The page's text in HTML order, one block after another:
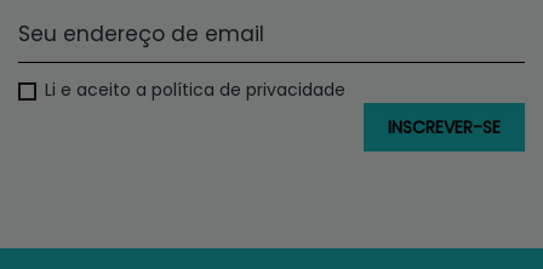
Li e aceito a política de privacidade